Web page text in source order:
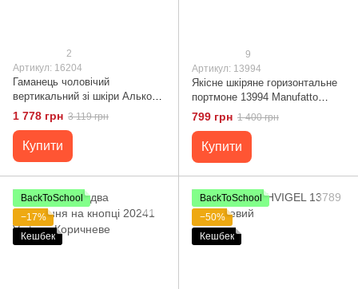
2
Артикул: 16204
Гаманець чоловічий
вертикальний зі шкіри Алькор
SHVIGEL 16204 Чорний
1 778 грн 3 119 грн
Купити
9
Артикул: 13994
Якісне шкіряне горизонтальне
портмоне 13994 Manufatto
Коричневе
799 грн 1 400 грн
Купити
BackToSchool
−17%
Кешбек
BackToSchool
−50%
Кешбек